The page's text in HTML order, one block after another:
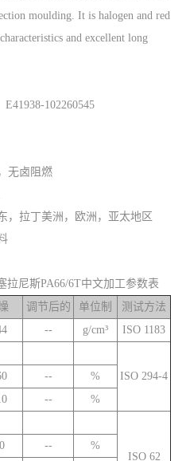
moulding. It is halogen and red
and excellent long
102260545
无卤阻燃
，拉丁美洲，欧洲，亚太地区
拉尼斯PA66/6T中文加工参数表
调节后的 单位制
测试方法
-- g/cm³
ISO 1183
ISO 294-4
--
%
--
%
ISO 62
--
%